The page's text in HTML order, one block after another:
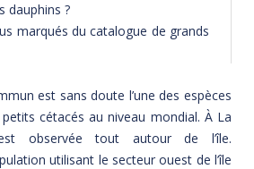
dauphins ?
marqués du catalogue de grands
est sans doute l’une des espèces
cétacés au niveau mondial. À La
est observée tout autour de l’île.
utilisant le secteur ouest de l’île